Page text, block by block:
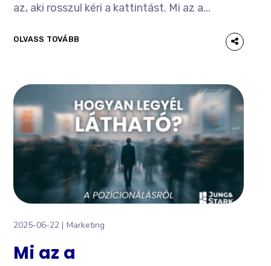
az, aki rosszul kéri a kattintást. Mi az a...
OLVASS TOVÁBB
2025-06-22 Marketing
Mi az a